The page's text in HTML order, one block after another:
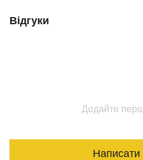
Відгуки
Додайте
Написати